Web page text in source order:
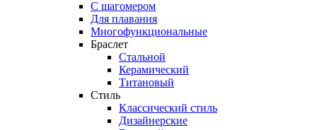
С шагомером
Для плавания
Многофункциональные
Браслет
Стальной
Керамический
Титановый
Стиль
Классический стиль
Дизайнерские